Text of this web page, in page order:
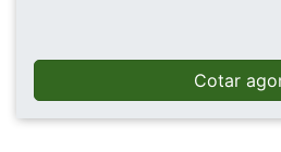
Cotar